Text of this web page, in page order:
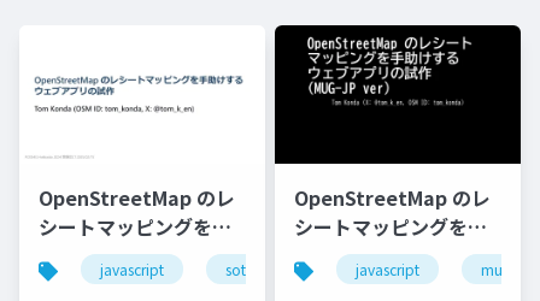
OpenStreetMap のレ
シートマッピングを⼿
助けするウェブアプリ
の試作
javascript sotm_japan foss4g_hokkaido
OpenStreetMap のレ
シートマッピングを手
助けするウェブアプリ
の試作 (MUG-JP ver)
javascript mugjp